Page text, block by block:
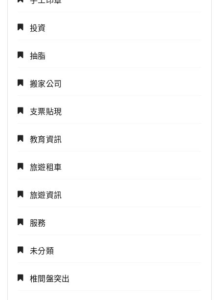
投資
抽脂
搬家公司
支票貼現
教育資訊
旅遊租車
旅遊資訊
服務
未分類
椎間盤突出